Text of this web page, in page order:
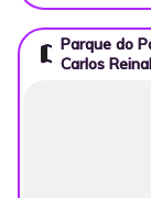
mapParque do
Carlos